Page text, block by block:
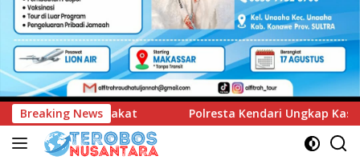
Breaking News
Polresta Kendari Ungkap Kasus Curnik, Lima Handphone